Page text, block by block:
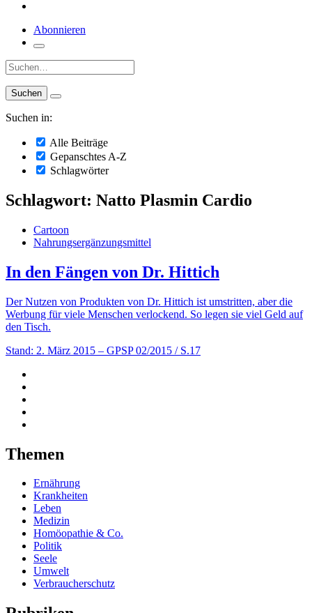
Abonnieren
Suche:
Suchen in:
Alle Beiträge
Gepanschtes A-Z
Schlagwörter
Schlagwort: Natto Plasmin Cardio
Cartoon
Nahrungsergänzungsmittel
In den Fängen von Dr. Hittich
Der Nutzen von Produkten von Dr. Hittich ist umstritten, aber die
Werbung für viele Menschen verlockend. So legen sie viel Geld auf
den Tisch.
Stand: 2. März 2015 – GPSP 02/2015 / S.17
Themen
Ernährung
Krankheiten
Leben
Medizin
Homöopathie & Co.
Politik
Seele
Umwelt
Verbraucherschutz